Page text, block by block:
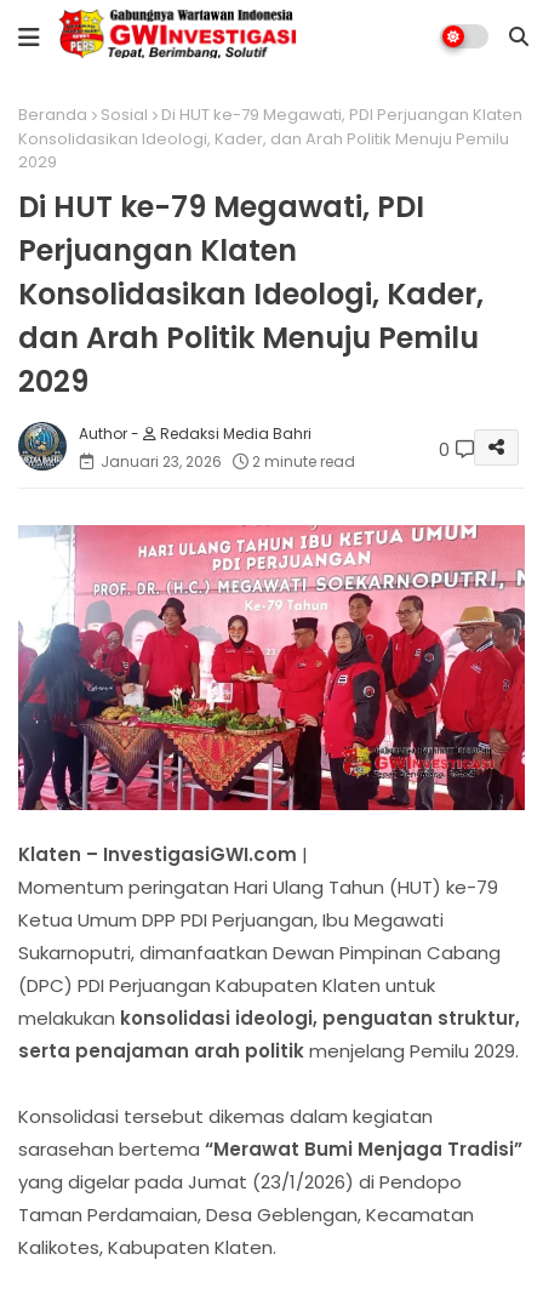
Beranda Sosial
Di HUT ke-79 Megawati, PDI Perjuangan Klaten
Konsolidasikan Ideologi, Kader, dan Arah Politik Menuju Pemilu
2029
Di HUT ke-79 Megawati, PDI
Perjuangan Klaten
Konsolidasikan Ideologi, Kader,
dan Arah Politik Menuju Pemilu
2029
Redaksi Media Bahri
Januari 23, 2026
2 minute read 0
Klaten – InvestigasiGWI.com |
Momentum peringatan Hari Ulang Tahun (HUT) ke-79
Ketua Umum DPP PDI Perjuangan, Ibu Megawati
Sukarnoputri, dimanfaatkan Dewan Pimpinan Cabang
(DPC) PDI Perjuangan Kabupaten Klaten untuk
melakukan konsolidasi ideologi, penguatan struktur,
serta penajaman arah politikmenjelang Pemilu 2029.
Konsolidasi tersebut dikemas dalam kegiatan
sarasehan bertema “Merawat Bumi Menjaga Tradisi”
yang digelar pada Jumat (23/1/2026) di Pendopo
Taman Perdamaian, Desa Geblengan, Kecamatan
Kalikotes, Kabupaten Klaten.